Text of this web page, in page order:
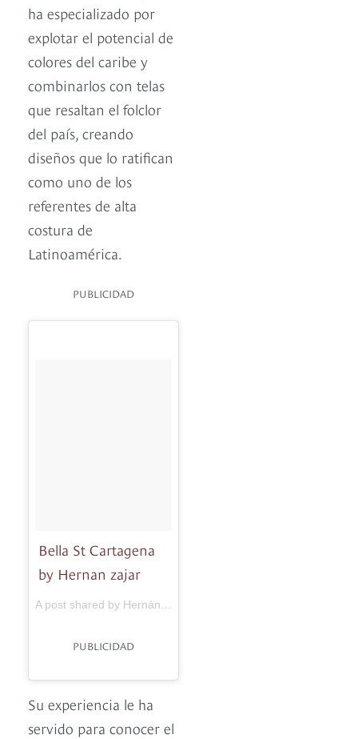
ha especializado por
explotar el potencial de
colores del caribe y
combinarlos con telas
que resaltan el folclor
del país, creando
diseños que lo ratifican
como uno de los
referentes de alta
costura de
Latinoamérica.
PUBLICIDAD
Bella St Cartagena
by Hernan zajar
PUBLICIDAD
Su experiencia le ha
servido para conocer el